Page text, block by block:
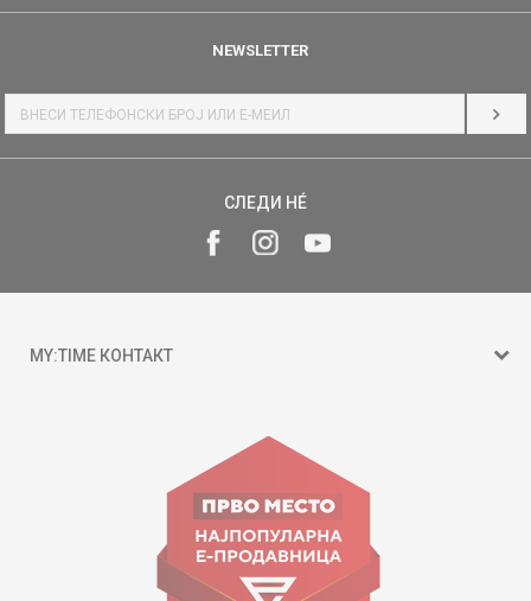
NEWSLETTER
СЛЕДИ НÉ
MY:TIME КОНТАКТ
ул. Гоце Николовски бр.74 Скопје
contact@mytime.mk
Работно време:
09:00 до 17:00